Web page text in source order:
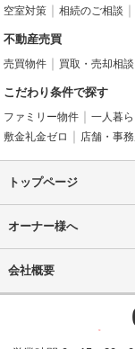
空室対策
相続のご相談
不動産売買
売買物件 買取・売却相談
こだわり条件で探す
ファミリー物件 一人暮
敷金礼金ゼロ
店舗・事
トップページ
オーナー様へ
会社概要